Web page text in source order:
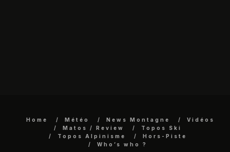
Home Météo News Montagne
Vidéos
Matos / Review
Topos Ski
Topos Alpinisme
Hors-Piste
Who’s who ?